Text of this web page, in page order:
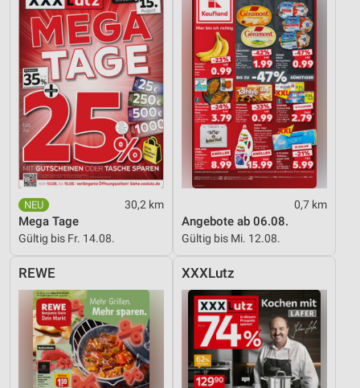
30,2 km
Mega Tage
Gültig bis Fr. 14.08.
0,7 km
Angebote ab 06.08.
Gültig bis Mi. 12.08.
REWE XXXLutz